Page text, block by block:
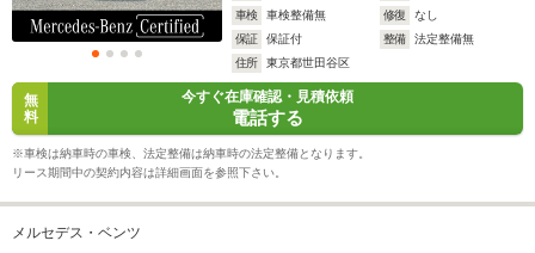
WLTCモード
燃費
11.7～12.7km/L
└市街地:8.4～
└郊外:11.9～
└高速道路:14.0～
15.2km/L
11.9～18.1km/L
└市街地:9.2～
└郊外:12.1～
車検
車検整備無 修復
なし
保証
保証付 整備
法定整備無
住所
東京都世田谷区
無
料
今すぐ在庫確認・見積依頼
電話する
※車検は納車時の車検、法定整備は納車時の法定整備となります。
リース期間中の契約内容は詳細画面を参照下さい。
メルセデス・ベンツ